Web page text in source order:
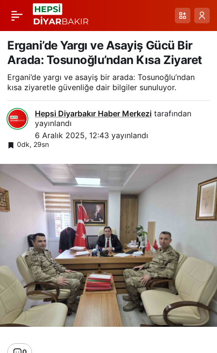
Ergani’de Yargı ve Asayiş Gücü Bir
Arada: Tosunoğlu’ndan Kısa Ziyaret
Ergani’de yargı ve asayiş bir arada: Tosunoğlu’ndan
kısa ziyaretle güvenliğe dair bilgiler sunuluyor.
Hepsi Diyarbakır Haber Merkezi tarafından
yayınlandı
6 Aralık 2025, 12:43 yayınlandı
0dk, 29sn
Diyarbakır Hevsel
Bahçeleri’nde
Gönüllülük Temizliği
ve Dicle Nehri Çevresi
İcraatları
Paylaş